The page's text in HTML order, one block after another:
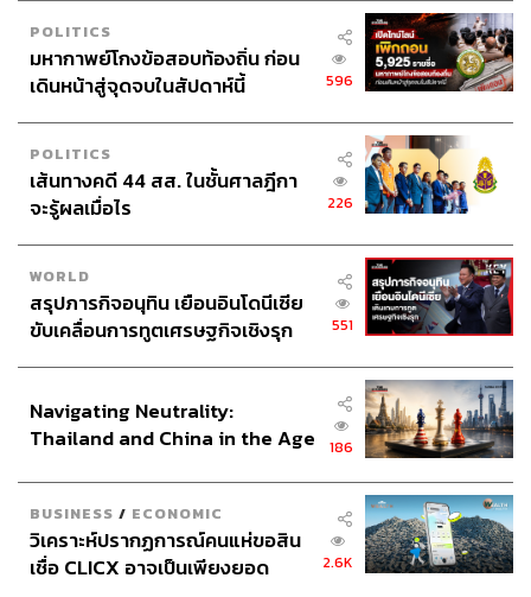
ภัทรณกัญ อนันเต่า
กองบรรณาธิการคัลเจอร์ สำนักข่าว THE
STANDARD
POLITICS
มหากาพย์โกงข้อสอบท้องถิ่น ก่อน
เดินหน้าสู่จุดจบในสัปดาห์นี้
596
POLITICS
เส้นทางคดี 44 สส. ในชั้นศาลฎีกา
จะรู้ผลเมื่อไร
226
WORLD
สรุปภารกิจอนุทิน เยือนอินโดนีเซีย
ขับเคลื่อนการทูตเศรษฐกิจเชิงรุก
551
Navigating Neutrality:
Thailand and China in the Age
186
BUSINESS / ECONOMIC
วิเคราะห์ปรากฏการณ์คนแห่ขอสิน
เชื่อ CLICX อาจเป็นเพียงยอด
2.6K